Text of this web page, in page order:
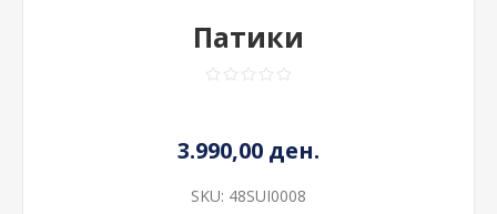
Патики
3.990,00 ден.
SKU: 48SUI0008